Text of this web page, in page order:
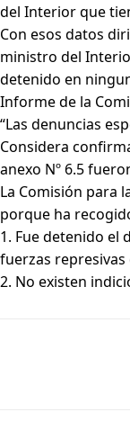
del Interior que
Con esos datos
ministro del
detenido en
Informe de la
“Las denuncias
Considera
anexo Nº 6.5
La Comisión para
porque ha
1. Fue detenido el
fuerzas
2. No existen